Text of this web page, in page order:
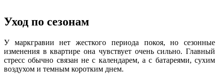
Уход по сезонам
У маркгравии нет жесткого периода покоя, но сезонные
изменения в квартире она чувствует очень сильно. Главный
стресс обычно связан не с календарем, а с батареями, сухим
воздухом и темным коротким днем.